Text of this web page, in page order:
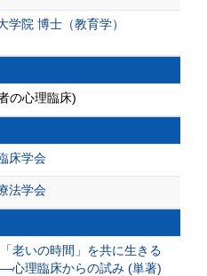
学院 博士（教育学）
の心理臨床)
床学会
法学会
「老いの時間」を共に生きる
―心理臨床からの試み (単著)